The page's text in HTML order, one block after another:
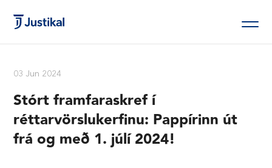
03 Jun 2024
Stórt framfaraskref í
réttarvörslukerfinu: Pappírinn út
frá og með 1. júlí 2024!